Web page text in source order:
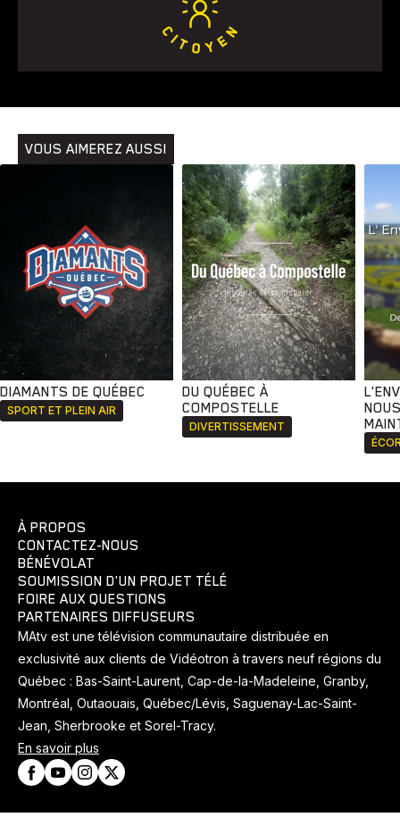
VOUS AIMEREZ AUSSI
DIAMANTS DE QUÉBEC
SPORT ET PLEIN AIR
DU QUÉBEC À
COMPOSTELLE
DIVERTISSEMENT
À PROPOS
CONTACTEZ-NOUS
BÉNÉVOLAT
SOUMISSION D'UN PROJET TÉLÉ
FOIRE AUX QUESTIONS
PARTENAIRES DIFFUSEURS
MAtv est une télévision communautaire distribuée en
exclusivité aux clients de Vidéotron à travers neuf régions du
Québec : Bas-Saint-Laurent, Cap-de-la-Madeleine, Granby,
Montréal, Outaouais, Québec/Lévis, Saguenay-Lac-Saint-
Jean, Sherbrooke et Sorel-Tracy.
En savoir plus